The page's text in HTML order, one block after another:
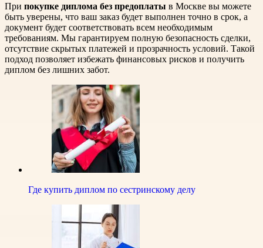
При покупке диплома без предоплаты в Москве вы можете
быть уверены, что ваш заказ будет выполнен точно в срок, а
документ будет соответствовать всем необходимым
требованиям. Мы гарантируем полную безопасность сделки,
отсутствие скрытых платежей и прозрачность условий. Такой
подход позволяет избежать финансовых рисков и получить
диплом без лишних забот.
Где купить диплом по сестринскому делу